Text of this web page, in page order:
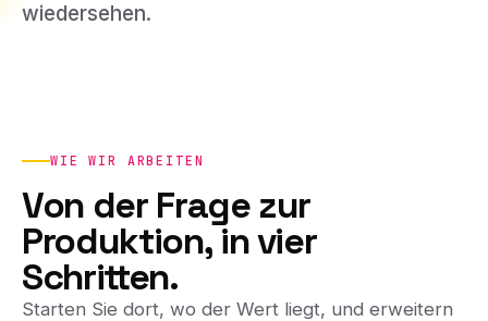
wiedersehen.
WIE WIR ARBEITEN
Von der Frage zur
Produktion, in vier
Schritten.
Starten Sie dort, wo der Wert liegt, und erweitern